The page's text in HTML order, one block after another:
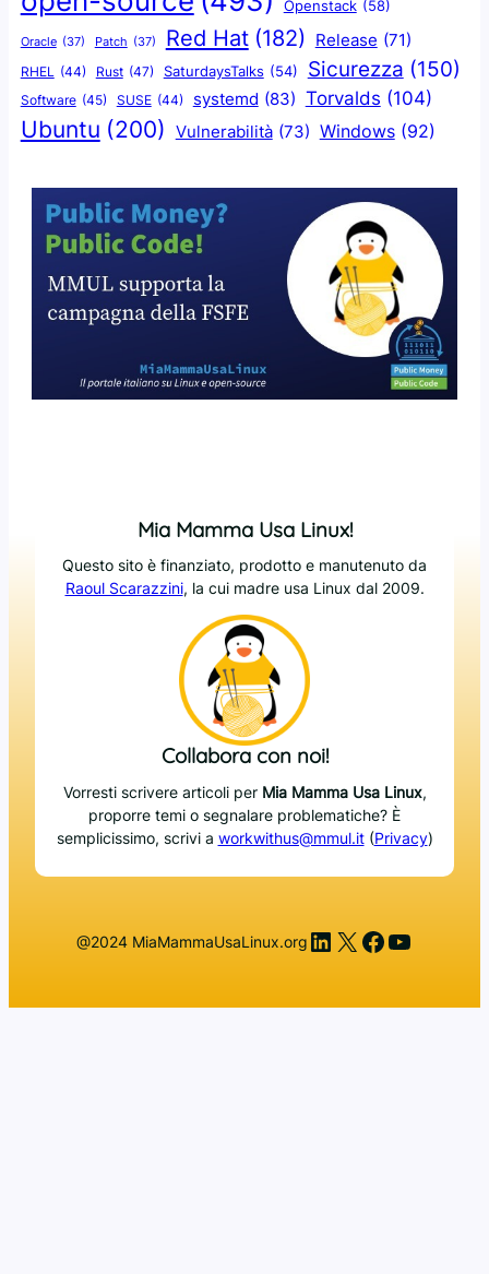
Openstack (58)
Oracle (37) Patch (37) Red Hat (182) Release (71)
RHEL (44) Rust (47) SaturdaysTalks (54) Sicurezza (150)
Software (45) SUSE (44) systemd (83) Torvalds (104)
Ubuntu (200) Vulnerabilità (73) Windows (92)
Mia Mamma Usa Linux!
Questo sito è finanziato, prodotto e manutenuto da
Raoul Scarazzini, la cui madre usa Linux dal 2009.
Collabora con noi!
Vorresti scrivere articoli per Mia Mamma Usa Linux,
proporre temi o segnalare problematiche? È
semplicissimo, scrivi a workwithus@mmul.it(Privacy)
@2024 MiaMammaUsaLinux.org LinkedIn
X Facebook